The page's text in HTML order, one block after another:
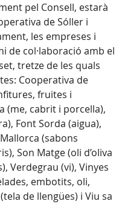
pel Consell, estarà
de Sóller i
les empreses i
de col·laboració amb el
tretze de les quals
Cooperativa de
fruites i
(me, cabrit i porcella),
Font Sorda (aigua),
(sabons
Son Matge (oli d’oliva
Verdegrau (vi), Vinyes
embotits, oli,
de llengües) i Viu sa